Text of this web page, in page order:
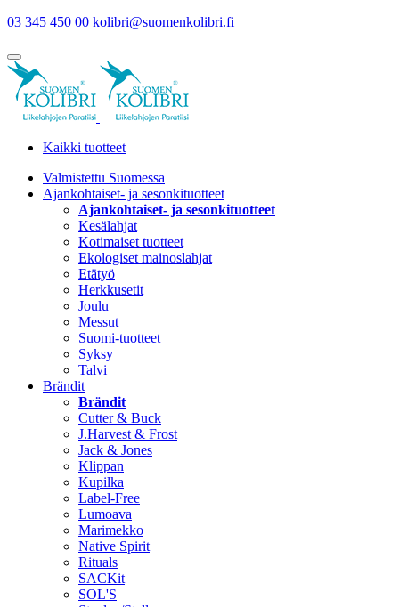
03 345 450 00 kolibri@suomenkolibri.fi
Kaikki tuotteet
Valmistettu Suomessa
Ajankohtaiset- ja sesonkituotteet
Ajankohtaiset- ja sesonkituotteet
Kesälahjat
Kotimaiset tuotteet
Ekologiset mainoslahjat
Etätyö
Herkkusetit
Joulu
Messut
Suomi-tuotteet
Syksy
Talvi
Brändit
Brändit
Cutter & Buck
J.Harvest & Frost
Jack & Jones
Klippan
Kupilka
Label-Free
Lumoava
Marimekko
Native Spirit
Rituals
SACKit
SOL'S